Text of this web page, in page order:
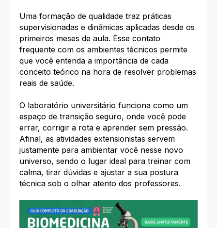
Uma formação de qualidade traz práticas
supervisionadas e dinâmicas aplicadas desde os
primeiros meses de aula. Esse contato
frequente com os ambientes técnicos permite
que você entenda a importância de cada
conceito teórico na hora de resolver problemas
reais de saúde.
O laboratório universitário funciona como um
espaço de transição seguro, onde você pode
errar, corrigir a rota e aprender sem pressão.
Afinal, as atividades extensionistas servem
justamente para ambientar você nesse novo
universo, sendo o lugar ideal para treinar com
calma, tirar dúvidas e ajustar a sua postura
técnica sob o olhar atento dos professores.